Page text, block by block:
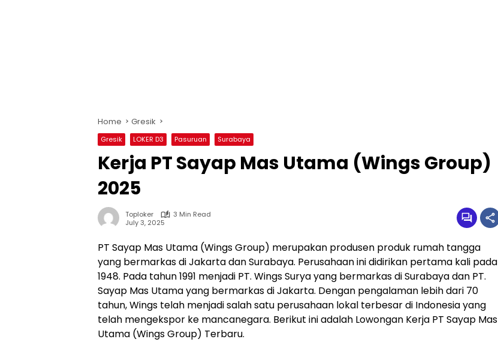
Home Gresik
Gresik LOKER D3 Pasuruan Surabaya
Kerja PT Sayap Mas Utama (Wings Group)
2025
Toploker
3 Min Read
July 3, 2025
PT Sayap Mas Utama (Wings Group) merupakan produsen produk rumah tangga
yang bermarkas di Jakarta dan Surabaya. Perusahaan ini didirikan pertama kali pada
1948. Pada tahun 1991 menjadi PT. Wings Surya yang bermarkas di Surabaya dan PT.
Sayap Mas Utama yang bermarkas di Jakarta. Dengan pengalaman lebih dari 70
tahun, Wings telah menjadi salah satu perusahaan lokal terbesar di Indonesia yang
telah mengekspor ke mancanegara. Berikut ini adalah Lowongan Kerja PT Sayap Mas
Utama (Wings Group) Terbaru.